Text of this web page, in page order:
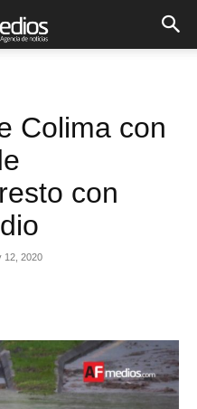
Colima con
con
12, 2020